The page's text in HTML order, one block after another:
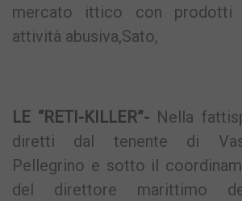
mercato ittico con
attività abusiva,Sato,
LE “RETI-KILLER”- Nella
diretti dal tenente di
Pellegrino e sotto il
del direttore marittimo